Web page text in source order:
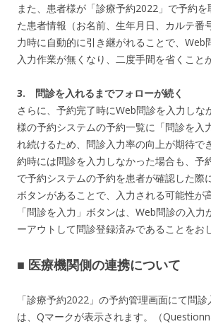
また、患者様が「診療予約2022」で予約を
た患者情報（お名前、生年月日、カルテ番
力時に自動的に引き継がれることで、Web
入力作業が無くなり、二度手間を省くこと
3. 問診を入れるまでフォローが続く
さらに、予約完了時にWeb問診を入力しな
様の予約システムの予約一覧に「問診を入
れ続けるため、問診入力率の向上が期待で
約時には問診を入力しなかった場合も、予
で予約システムの予約を患者が確認した際
ボタンがあることで、入力される可能性が
「問診を入力」ボタンは、Web問診の入力
ーアウトして問診登録済みであることをお
■ 医療機関側の連携について
「診療予約2022」の予約管理画面にて問
は、Qマークが表示されます。（